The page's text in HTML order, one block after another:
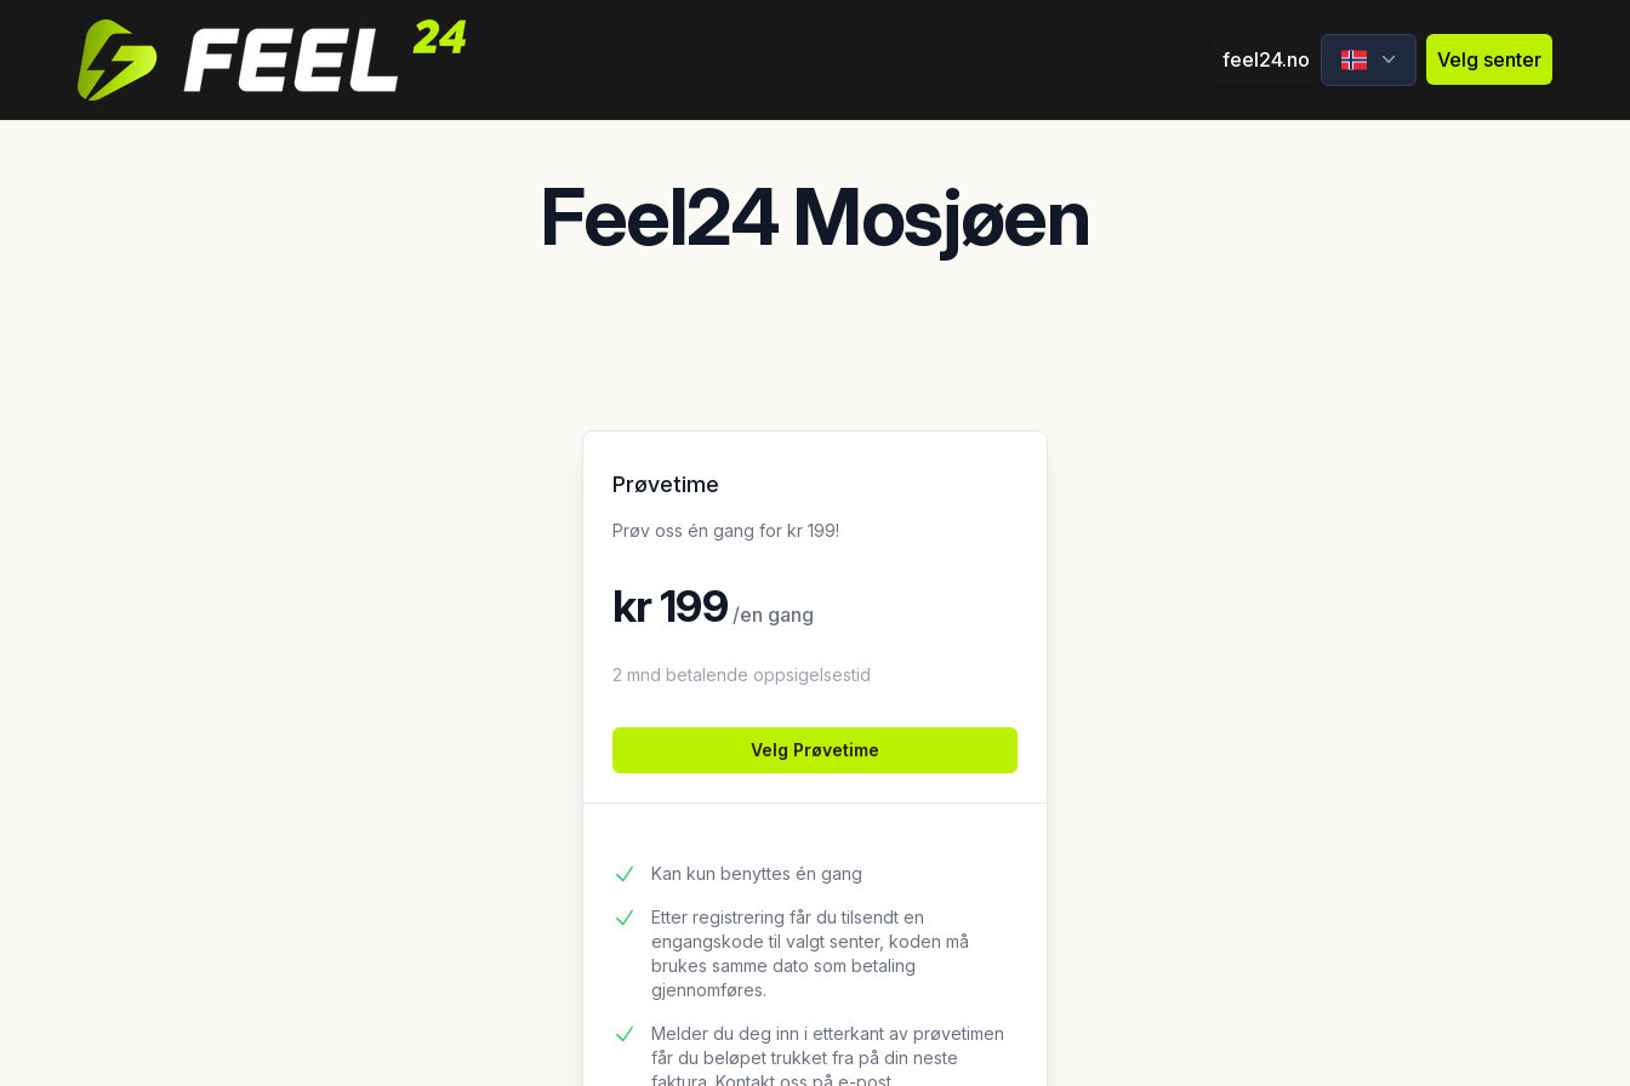
Feel24
feel24.no
Velg senter
Feel24 Mosjøen
Prøvetime
Prøv oss én gang for kr 199!
kr199 /en gang
2 mnd betalende oppsigelsestid
Velg Prøvetime
Kan kun benyttes én gang
Etter registrering får du tilsendt en
engangskode til valgt senter, koden må
brukes samme dato som betaling
gjennomføres.
Melder du deg inn i etterkant av prøvetimen
får du beløpet trukket fra på din neste
faktura. Kontakt oss på e-post